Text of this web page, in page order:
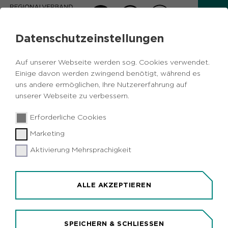
Datenschutzeinstellungen
Auf unserer Webseite werden sog. Cookies verwendet.
Einige davon werden zwingend benötigt, während es
uns andere ermöglichen, Ihre Nutzererfahrung auf
unserer Webseite zu verbessern.
Erforderliche Cookies
Marketing
Aktivierung Mehrsprachigkeit
ALLE AKZEPTIEREN
SPEICHERN & SCHLIESSEN
AKTUELLES
Zurück
RuhrKultur.Card 2021 punktet mit neuen
Kulturschätzen
Oberhausen/Metropole Ruhr (idr). Die Ruhr
Tourismus GmbH (RTG) hat für die RuhrKultur.Card
2021 weitere Partner gewonnen. Vom 1. Januar bis
und Ermäßigungen zum Kultur-Genuss ein. Die 21